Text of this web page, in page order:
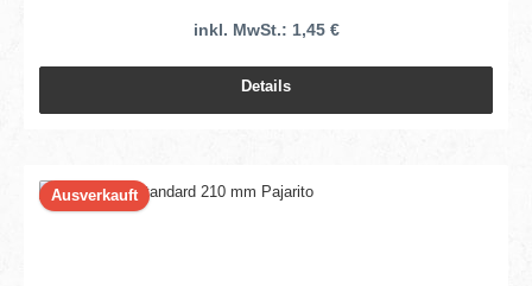
inkl. MwSt.: 1,45 €
Details
Ausverkauft